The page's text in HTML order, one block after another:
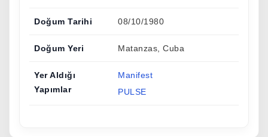
Doğum Tarihi 08/10/1980
Doğum Yeri Matanzas, Cuba
Yer Aldığı
Yapımlar
Manifest
PULSE